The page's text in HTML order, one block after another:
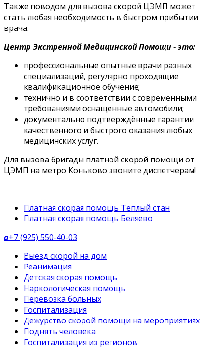
Также поводом для вызова скорой ЦЭМП может
стать любая необходимость в быстром прибытии
врача.
Центр Экстренной Медицинской Помощи - это:
профессиональные опытные врачи разных
специализаций, регулярно проходящие
квалификационное обучение;
технично и в соответствии с современными
требованиями оснащённые автомобили;
документально подтверждённые гарантии
качественного и быстрого оказания любых
медицинских услуг.
Для вызова бригады платной скорой помощи от
ЦЭМП на метро Коньково звоните диспетчерам!
Платная скорая помощь Теплый стан
Платная скорая помощь Беляево
a+7 (925) 550-40-03
Выезд скорой на дом
Реанимация
Детская скорая помощь
Наркологическая помощь
Перевозка больных
Госпитализация
Дежурство скорой помощи на мероприятиях
Поднять человека
Госпитализация из регионов